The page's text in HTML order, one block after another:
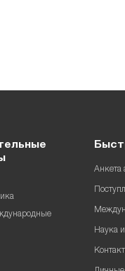
Анкета
Наука